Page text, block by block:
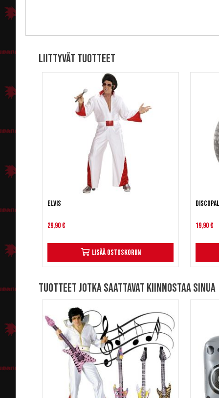
Liittyvät tuotteet
Elvis
29,90 €
Lisää ostoskoriin
19,90 €
Tuotteet jotka saattavat kiinnostaa sinua